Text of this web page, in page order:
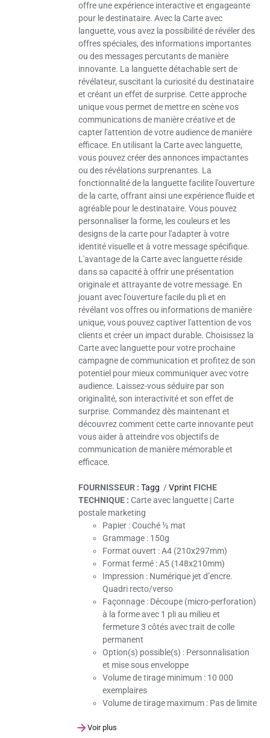
offre une expérience interactive et engageante
pour le destinataire. Avec la Carte avec
languette, vous avez la possibilité de révéler des
offres spéciales, des informations importantes
ou des messages percutants de manière
innovante. La languette détachable sert de
révélateur, suscitant la curiosité du destinataire
et créant un effet de surprise. Cette approche
unique vous permet de mettre en scène vos
communications de manière créative et de
capter l'attention de votre audience de manière
efficace. En utilisant la Carte avec languette,
vous pouvez créer des annonces impactantes
ou des révélations surprenantes. La
fonctionnalité de la languette facilite l'ouverture
de la carte, offrant ainsi une expérience fluide et
agréable pour le destinataire. Vous pouvez
personnaliser la forme, les couleurs et les
designs de la carte pour l'adapter à votre
identité visuelle et à votre message spécifique.
L'avantage de la Carte avec languette réside
dans sa capacité à offrir une présentation
originale et attrayante de votre message. En
jouant avec l'ouverture facile du pli et en
révélant vos offres ou informations de manière
unique, vous pouvez captiver l'attention de vos
clients et créer un impact durable. Choisissez la
Carte avec languette pour votre prochaine
campagne de communication et profitez de son
potentiel pour mieux communiquer avec votre
audience. Laissez-vous séduire par son
originalité, son interactivité et son effet de
surprise. Commandez dès maintenant et
découvrez comment cette carte innovante peut
vous aider à atteindre vos objectifs de
communication de manière mémorable et
efficace.
FOURNISSEUR : Tagg /Vprint FICHE
TECHNIQUE : Carte avec languette | Carte
postale marketing
Papier :Couché ½ mat
Grammage : 150g
Format ouvert : A4 (210x297mm)
Format fermé :A5 (148x210mm)
Impression : Numérique jet d’encre.
Quadri recto/verso
Façonnage : Découpe (micro-perforation)
à la forme avec 1 pli au milieu et
fermeture 3 côtés avec trait de colle
permanent
Option(s) possible(s) : Personnalisation
et mise sous enveloppe
Volume de tirage minimum : 10 000
exemplaires
Volume de tirage maximum : Pas de limite
Voir plus